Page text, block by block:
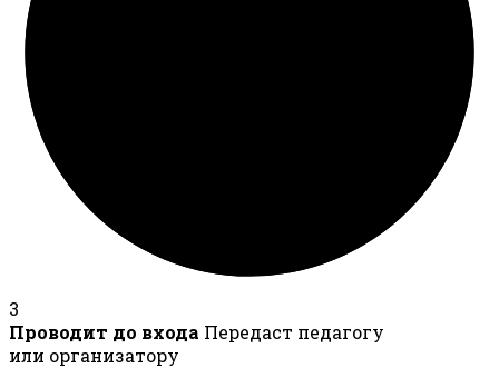
3
Проводит до входа Передаст педагогу
или организатору